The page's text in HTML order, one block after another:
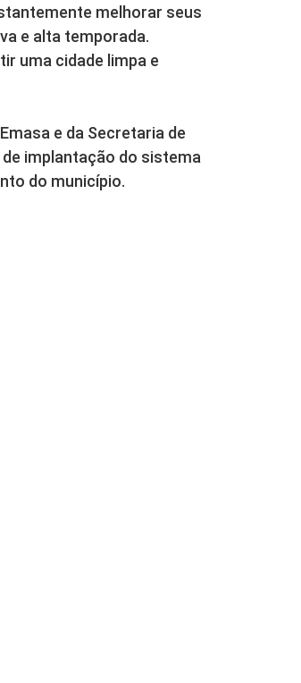
melhorar seus
e alta temporada.
uma cidade limpa e
e da Secretaria de
implantação do sistema
do município.